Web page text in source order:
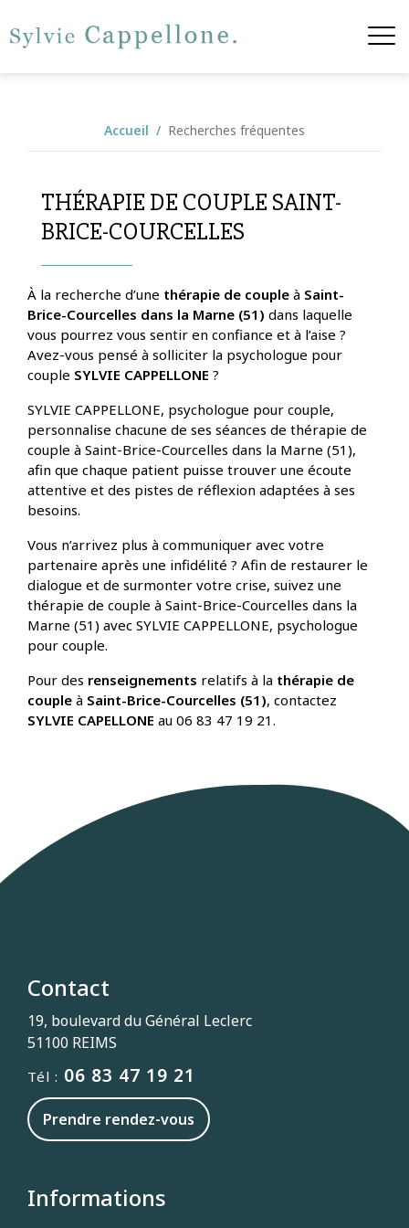
Accueil Recherches fréquentes
THÉRAPIE DE COUPLE SAINT-
BRICE-COURCELLES
À la recherche d’une thérapie de couple à Saint-
Brice-Courcelles dans la Marne (51) dans laquelle
vous pourrez vous sentir en confiance et à l’aise ?
Avez-vous pensé à solliciter la psychologue pour
couple SYLVIE CAPPELLONE ?
SYLVIE CAPPELLONE, psychologue pour couple,
personnalise chacune de ses séances de thérapie de
couple à Saint-Brice-Courcelles dans la Marne (51),
afin que chaque patient puisse trouver une écoute
attentive et des pistes de réflexion adaptées à ses
besoins.
Vous n’arrivez plus à communiquer avec votre
partenaire après une infidélité ? Afin de restaurer le
dialogue et de surmonter votre crise, suivez une
thérapie de couple à Saint-Brice-Courcelles dans la
Marne (51) avec SYLVIE CAPPELLONE, psychologue
pour couple.
Pour des renseignements relatifs à la thérapie de
couple à Saint-Brice-Courcelles (51), contactez
SYLVIE CAPELLONE au 06 83 47 19 21.
Contact
19, boulevard du Général Leclerc
51100 REIMS
Tél : 06 83 47 19 21
Prendre rendez-vous
Informations